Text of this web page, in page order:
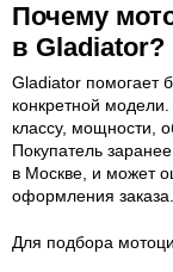
Почему
в Gladiator?
Gladiator помогает
конкретной
классу, мощности,
Покупатель
в Москве, и может
оформления заказа.
Для подбора